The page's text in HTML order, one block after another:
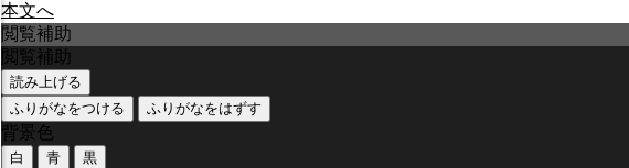
本文へ
閲覧補助
閲覧補助
読み上げる
ふりがなをつける
ふりがなをはずす
背景色
白 青 黒